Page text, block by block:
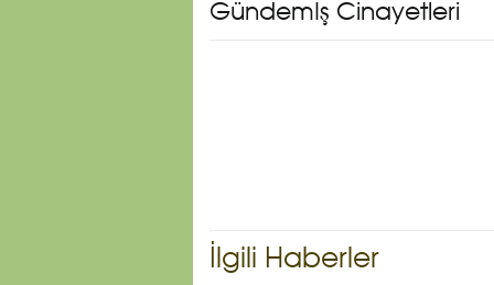
Gündemİş Cinayetleri
İlgili Haberler